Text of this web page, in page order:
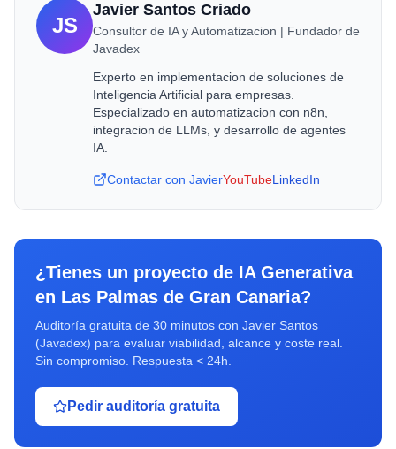
JS
Javier Santos Criado
Consultor de IA y Automatizacion | Fundador de
Javadex
Experto en implementacion de soluciones de
Inteligencia Artificial para empresas.
Especializado en automatizacion con n8n,
integracion de LLMs, y desarrollo de agentes
IA.
Contactar con JavierYouTubeLinkedIn
¿Tienes un proyecto de IA Generativa
en Las Palmas de Gran Canaria?
Auditoría gratuita de 30 minutos con Javier Santos
(Javadex) para evaluar viabilidad, alcance y coste real.
Sin compromiso. Respuesta < 24h.
Pedir auditoría gratuita